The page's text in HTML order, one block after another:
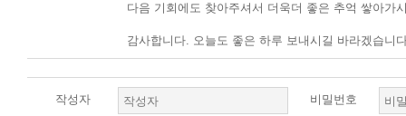
다음 기회에도 찾아주셔서 더욱더 좋은 추억 쌓아가
감사합니다. 오늘도 좋은 하루 보내시길 바라겠습니
작성자 비밀번호